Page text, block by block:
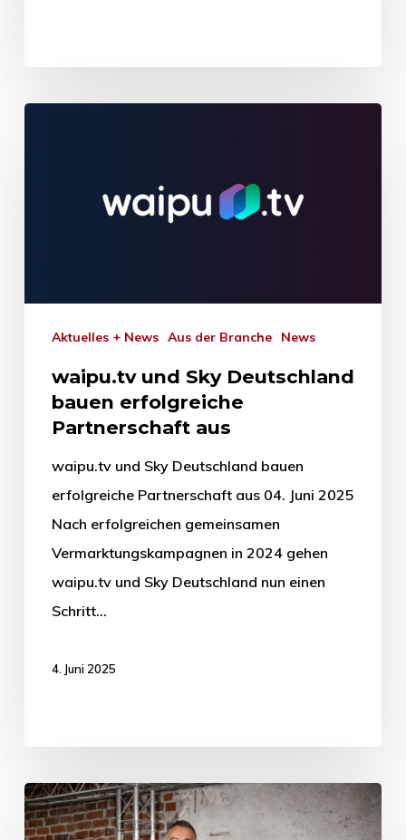
Aktuelles + News Aus der Branche News
waipu.tv und Sky Deutschland
bauen erfolgreiche
Partnerschaft aus
waipu.tv und Sky Deutschland bauen
erfolgreiche Partnerschaft aus 04. Juni 2025
Nach erfolgreichen gemeinsamen
Vermarktungskampagnen in 2024 gehen
waipu.tv und Sky Deutschland nun einen
Schritt…
4. Juni 2025